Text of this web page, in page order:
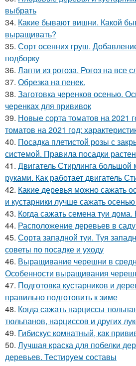
выбрать
34. Какие бывают вишни. Какой
выращивать?
35. Сорт осенних груш.
подборку
36. Лапти из рогоза. Рогоз на все
37. Обрезка на пенек.
38. Заготовка черенков осенью.
черенках для прививок
39. Новые сорта томатов на 2021
томатов на 2021 год:
40. Посадка плетистой розы с
системой. Правила посадки
41. Двигатель Стирлинга
руками. Как работает двигатель
42. Какие деревья можно сажать
и кустарники лучше сажать
43. Когда сажать семена туи
44. Расположение деревьев в
45. Сорта западной туи. Туя
советы по посадке и уходу
46. Выращивание черешни в
Особенности выращивания
47. Подготовка кустарников и
правильно подготовить к зиме
48. Когда сажать нарциссы
тюльпанов, нарциссов и других
49. Гибискус комнатный, как
50. Лучшая краска для побелки
деревьев. Тестируем составы